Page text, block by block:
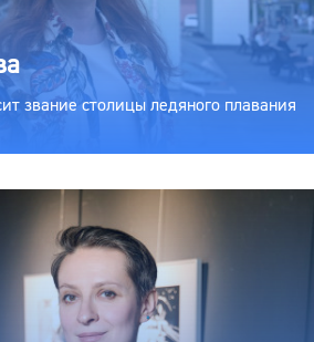
звание столицы ледяного плавания